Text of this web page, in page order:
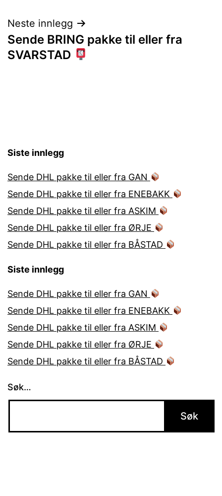
Neste innlegg
Sende BRING pakke til eller fra
SVARSTAD
Siste innlegg
Sende DHL pakke til eller fra GAN
Sende DHL pakke til eller fra ENEBAKK
Sende DHL pakke til eller fra ASKIM
Sende DHL pakke til eller fra ØRJE
Sende DHL pakke til eller fra BÅSTAD
Siste innlegg
Sende DHL pakke til eller fra GAN
Sende DHL pakke til eller fra ENEBAKK
Sende DHL pakke til eller fra ASKIM
Sende DHL pakke til eller fra ØRJE
Sende DHL pakke til eller fra BÅSTAD
Søk…